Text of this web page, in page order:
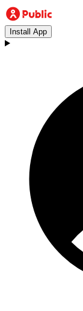
Install App